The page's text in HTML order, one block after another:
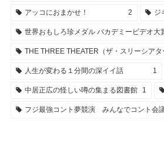
アッコにおまかせ！ 2 ジ
世界おもしろ珍メダル バカデミービデオ大
THE THREE THEATER（ザ・スリーシアタ
人生が変わる１分間の深イイ話 1
中居正広の怪しい噂の集まる図書館 1
フジ最強コント夢競演 みんなでコント会